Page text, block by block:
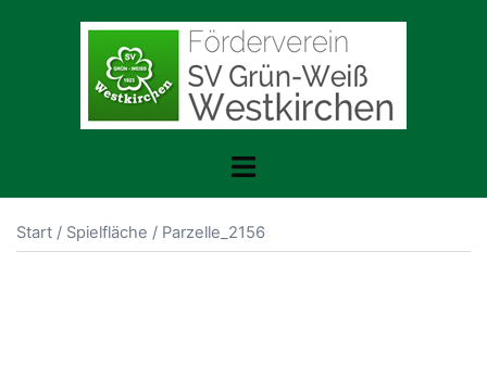
Menü
Start / Spielfläche / Parzelle_2156